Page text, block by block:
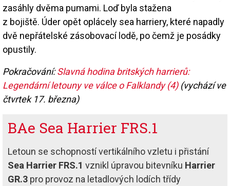
zasáhly dvěma pumami. Loď byla stažena
z bojiště. Úder opět oplácely sea harriery, které napadly
dvě nepřátelské zásobovací lodě, po čemž je posádky
opustily.
Pokračování:Slavná hodina britských harrierů:
Legendární letouny ve válce o Falklandy (4)(vychází ve
čtvrtek 17. března)
BAe Sea Harrier FRS.1
Letoun se schopností vertikálního vzletu i přistání
Sea Harrier FRS.1 vznikl úpravou bitevníku Harrier
GR.3 pro provoz na letadlových lodích třídy